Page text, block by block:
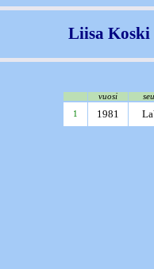
Liisa Koski
vuosi
1
1981